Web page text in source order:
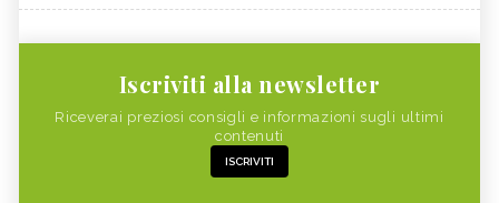
Iscriviti alla newsletter
Riceverai preziosi consigli e informazioni sugli ultimi
contenuti
ISCRIVITI